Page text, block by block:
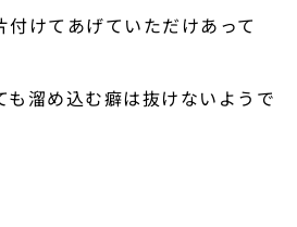
けてあげていただけあって
も溜め込む癖は抜けないようで